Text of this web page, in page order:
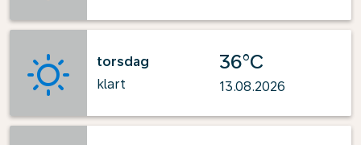
torsdag
klart
36°C
13.08.2026